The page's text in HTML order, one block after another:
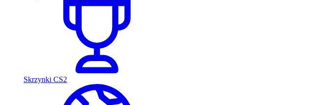
Skrzynki CS2